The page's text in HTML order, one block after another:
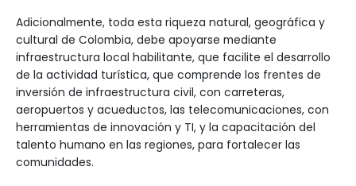
Meta, Colombia